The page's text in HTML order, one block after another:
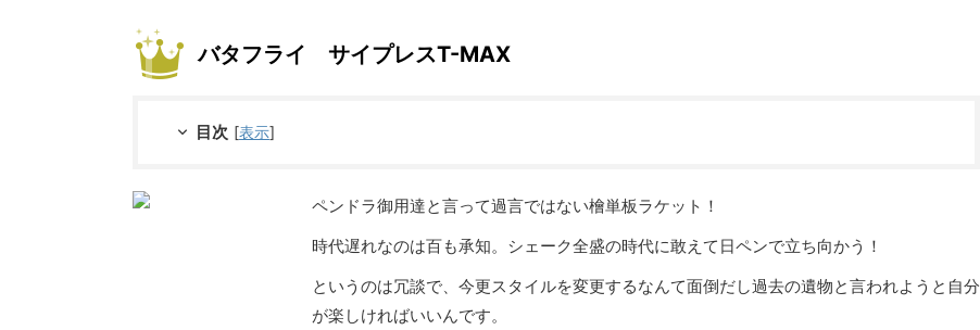
バタフライ サイプレスT-MAX
目次 [表示]
ペンドラ御用達と言って過言ではない檜単板ラケット！
時代遅れなのは百も承知。シェーク全盛の時代に敢えて日ペンで立ち向かう！
というのは冗談で、今更スタイルを変更するなんて面倒だし過去の遺物と言われようと自分
が楽しければいいんです。